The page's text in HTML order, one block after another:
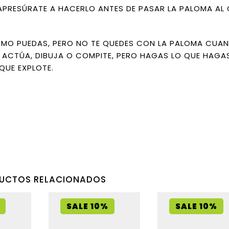
A HACERLO ANTES DE PASAR LA PALOMA AL
PUEDAS, PERO NO TE QUEDES CON LA PALOMA
DIBUJA O COMPITE, PERO HAGAS LO QUE
EXPLOTE.
RELACIONADOS
SALE 10% SALE 10%